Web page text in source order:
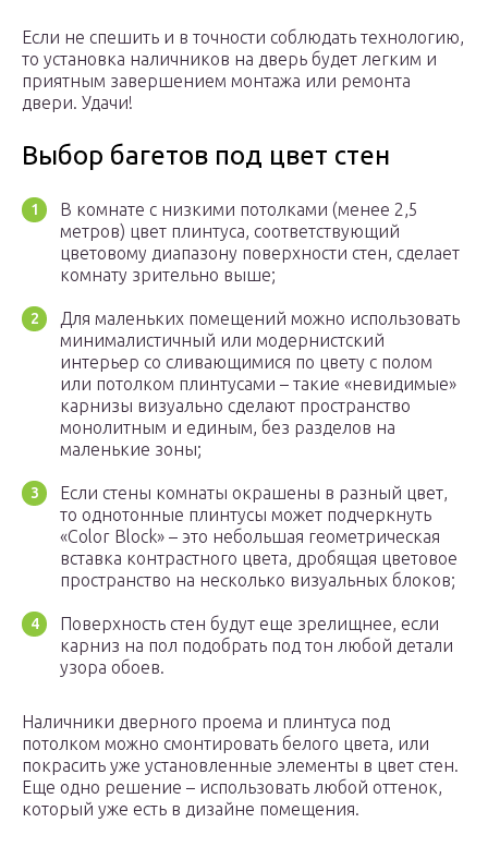
Если не спешить и в точности соблюдать технологию,
то установка наличников на дверь будет легким и
приятным завершением монтажа или ремонта
двери. Удачи!
Выбор багетов под цвет стен
В комнате с низкими потолками (менее 2,5
метров) цвет плинтуса, соответствующий
цветовому диапазону поверхности стен, сделает
комнату зрительно выше;
Для маленьких помещений можно использовать
минималистичный или модернистский
интерьер со сливающимися по цвету с полом
или потолком плинтусами – такие «невидимые»
карнизы визуально сделают пространство
монолитным и единым, без разделов на
маленькие зоны;
Если стены комнаты окрашены в разный цвет,
то однотонные плинтусы может подчеркнуть
«Color Block» – это небольшая геометрическая
вставка контрастного цвета, дробящая цветовое
пространство на несколько визуальных блоков;
Поверхность стен будут еще зрелищнее, если
карниз на пол подобрать под тон любой детали
узора обоев.
Наличники дверного проема и плинтуса под
потолком можно смонтировать белого цвета, или
покрасить уже установленные элементы в цвет стен.
Еще одно решение – использовать любой оттенок,
который уже есть в дизайне помещения.